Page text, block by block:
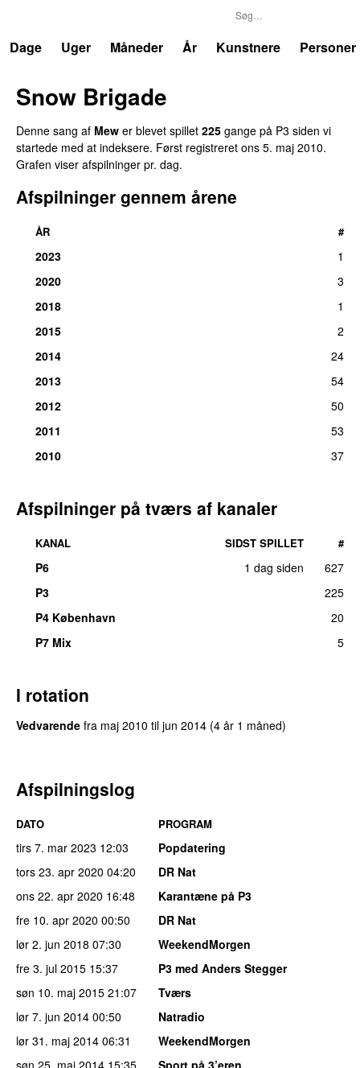
Dage
Uger Måneder År Kunstnere Personer
Snow Brigade
Denne sang af Mew er blevet spillet 225 gange på P3 siden vi
startede med at indeksere. Først registreret ons 5. maj 2010.
Grafen viser afspilninger pr. dag.
Afspilninger gennem årene
ÅR #
2023
1
2020
3
2018
1
2015
2
2014
24
2013
54
2012
50
2011
53
2010
37
Afspilninger på tværs af kanaler
KANAL SIDST SPILLET #
P6 1 dag siden
627
P3
225
P4 København
20
P7 Mix
5
I rotation
Vedvarende fra maj 2010 til jun 2014 (4 år 1 måned)
Afspilningslog
DATO PROGRAM
tirs 7. mar 2023 12:03
Popdatering
tors 23. apr 2020 04:20
DR Nat
ons 22. apr 2020 16:48
Karantæne på P3
fre 10. apr 2020 00:50
DR Nat
lør 2. jun 2018 07:30
WeekendMorgen
fre 3. jul 2015 15:37
P3 med Anders Stegger
søn 10. maj 2015 21:07
Tværs
lør 7. jun 2014 00:50
Natradio
lør 31. maj 2014 06:31
WeekendMorgen
søn 25. maj 2014 15:35
Sport på 3’eren